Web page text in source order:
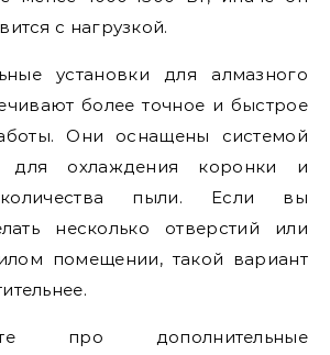
с нагрузкой.
установки для алмазного
более точное и быстрое
Они оснащены системой
для охлаждения коронки и
пыли. Если вы
несколько отверстий или
помещении, такой вариант
про дополнительные